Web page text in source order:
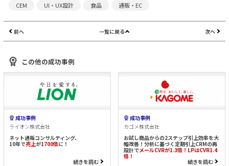
CEM
UI・UX設計 食品 通販・EC
前へ 一覧に戻る 次へ
この他の成功事例
成功事例
ライオン株式会社
ネット通販コンサルティング、
10年で売上が1700倍に！
続きを読む
成功事例
カゴメ株式会社
お試し商品からの2ステップ引上効率を大
幅改善！分析に基づく定期引上CRMの再
設計でメールCVRが1.3倍！LPはCVR1.4
倍！
続きを読む